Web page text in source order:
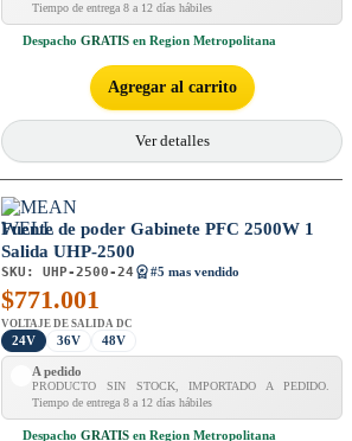
Tiempo de entrega 8 a 12 días hábiles
Despacho GRATIS en Region Metropolitana
Agregar al carrito
Ver detalles
Fuente de poder Gabinete PFC 2500W 1
Salida UHP-2500
SKU: UHP-2500-24 #5 mas vendido
$771.001
VOLTAJE DE SALIDA DC
24V 36V 48V
A pedido
PRODUCTO SIN STOCK, IMPORTADO A PEDIDO.
Tiempo de entrega 8 a 12 días hábiles
Despacho GRATIS en Region Metropolitana